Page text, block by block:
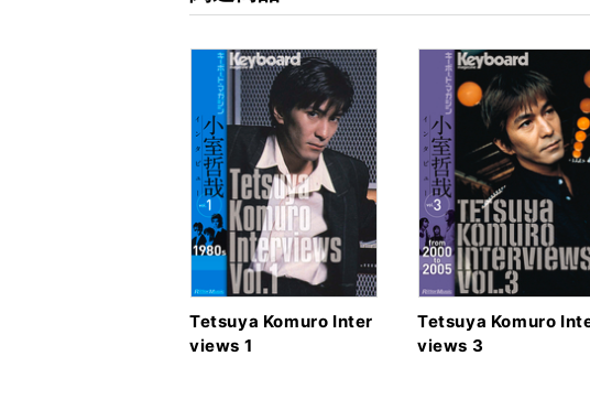
Tetsuya Komuro Inter
views 1
Tetsuya Komuro
views 3